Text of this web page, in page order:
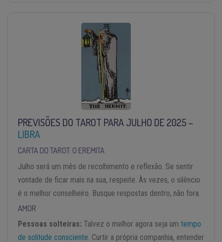
PREVISÕES DO TAROT PARA JULHO DE 2025 –
LIBRA
CARTA DO TAROT: O EREMITA
Julho será um mês de recolhimento e reflexão. Se sentir
vontade de ficar mais na sua, respeite. Às vezes, o silêncio
é o melhor conselheiro. Busque respostas dentro, não fora.
AMOR
Pessoas solteiras: Talvez o melhor agora seja um tempo
de solitude consciente. Curtir a própria companhia, entender